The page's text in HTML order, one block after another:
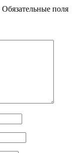
Обязательные поля